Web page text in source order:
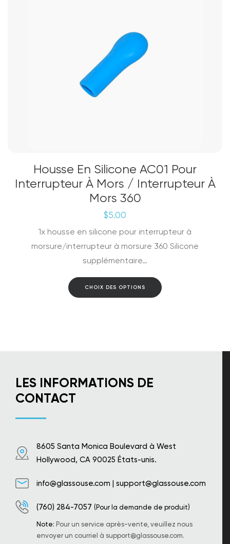
Housse En Silicone AC01 Pour
Interrupteur À Mors / Interrupteur À
Mors 360
$5.00
1x housse en silicone pour interrupteur à
morsure/interrupteur à morsure 360 Silicone
supplémentaire…
CHOIX DES OPTIONS
produit
LES INFORMATIONS DE
CONTACT
8605 Santa Monica Boulevard à West
Hollywood, CA 90025 États-unis.
info@glassouse.com | support@glassouse.com
(760) 284-7057 (Pour la demande de produit)
Note: Pour un service après-vente, veuillez nous
envoyer un courriel à support@glassouse.com.